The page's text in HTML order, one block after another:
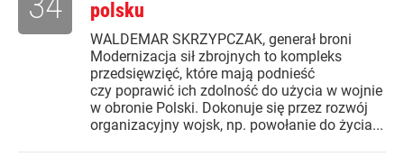
polsku
WALDEMAR SKRZYPCZAK, generał broni
Modernizacja sił zbrojnych to kompleks
przedsięwzięć, które mają podnieść
czy poprawić ich zdolność do użycia w wojnie
w obronie Polski. Dokonuje się przez rozwój
organizacyjny wojsk, np. powołanie do życia...